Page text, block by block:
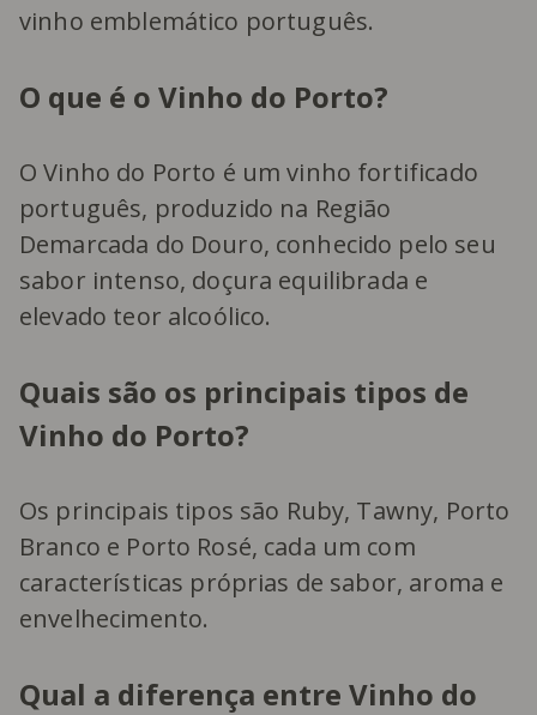
vinho emblemático português.
O que é o Vinho do Porto?
O Vinho do Porto é um vinho fortificado
português, produzido na Região
Demarcada do Douro, conhecido pelo seu
sabor intenso, doçura equilibrada e
elevado teor alcoólico.
Quais são os principais tipos de
Vinho do Porto?
Os principais tipos são Ruby, Tawny, Porto
Branco e Porto Rosé, cada um com
características próprias de sabor, aroma e
envelhecimento.
Qual a diferença entre Vinho do